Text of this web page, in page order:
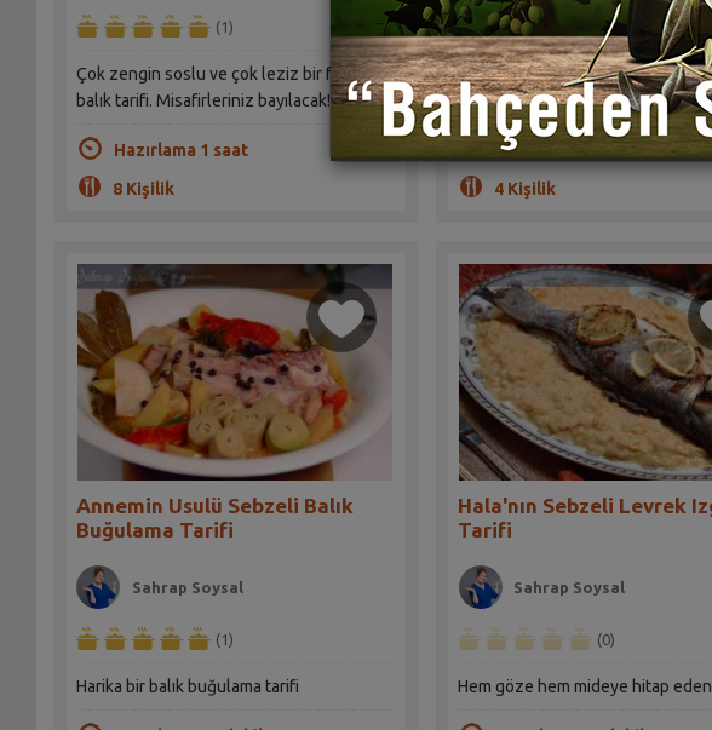
(1)
Çok zengin soslu ve çok leziz bir fırında
balık tarifi. Misafirleriniz bayılacak!
Hazırlama 1 saat
8 Kişilik
Annemin Usulü Sebzeli Balık
Buğulama Tarifi
Sahrap Soysal
(1)
Harika bir balık buğulama tarifi
(1)
Çok farklı bir levrek balığı
Evdekiler bayılacak
Hazırlama 30 dakika
4 Kişilik
Hala'nın Sebzeli Levrek
Tarifi
Sahrap Soysal
(0)
Hem göze hem mideye hitap